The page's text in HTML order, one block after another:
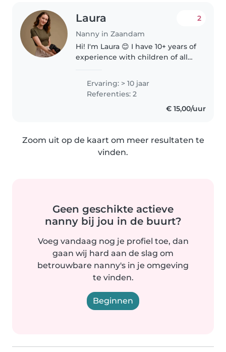
Laura
Nanny in Zaandam
2
Hi! I'm Laura 😊 I have 10+ years of
experience with children of all
and I genuinely enjoy spending
time with kids. 😊 I'm reliable,
caring, and will..
Ervaring: > 10 jaar
Referenties: 2
€ 15,00/uur
Zoom uit op de kaart om meer resultaten te
vinden.
Geen geschikte actieve
nanny bij jou in de buurt?
Voeg vandaag nog je profiel toe, dan
gaan wij hard aan de slag om
betrouwbare nanny's in je omgeving
te vinden.
Beginnen